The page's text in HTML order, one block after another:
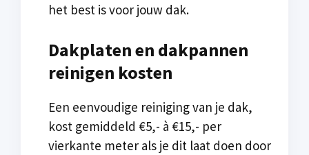
het best is voor jouw dak.
Dakplaten en dakpannen
reinigen kosten
Een eenvoudige reiniging van je dak,
kost gemiddeld €5,- à €15,- per
vierkante meter als je dit laat doen door